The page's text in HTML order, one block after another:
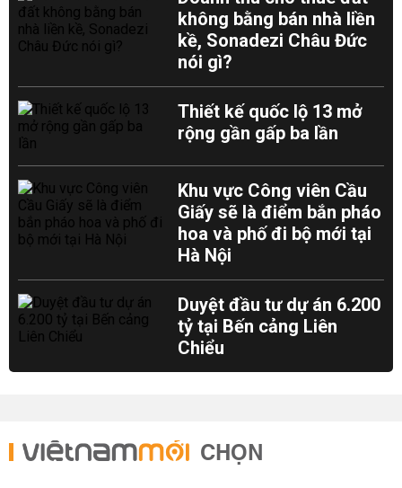
không bằng bán nhà liền
kề, Sonadezi Châu Đức
nói gì?
Thiết kế quốc lộ 13 mở
rộng gần gấp ba lần
Khu vực Công viên Cầu
Giấy sẽ là điểm bắn pháo
hoa và phố đi bộ mới tại
Hà Nội
Duyệt đầu tư dự án 6.200
tỷ tại Bến cảng Liên
Chiểu
CHỌN